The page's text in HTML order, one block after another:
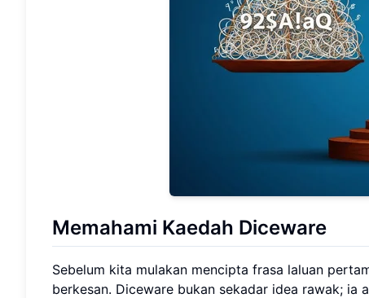
Memahami Kaedah Diceware
Sebelum kita mulakan mencipta frasa laluan
berkesan. Diceware bukan sekadar idea rawak; ia